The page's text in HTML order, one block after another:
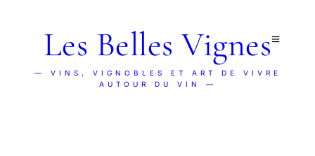
Les Belles Vignes
— VINS, VIGNOBLES ET ART DE VIVRE
AUTOUR DU VIN —